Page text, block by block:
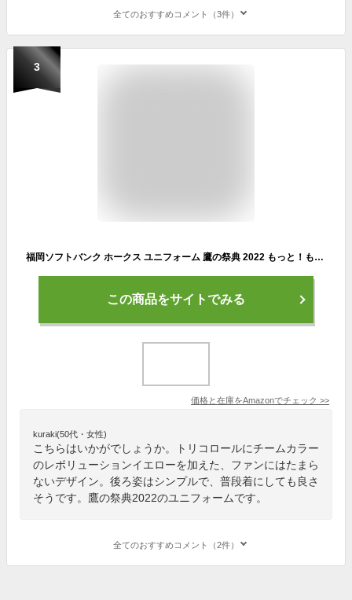
全てのおすすめコメント（3件）
3
福岡ソフトバンク ホークス ユニフォーム 鷹の祭典 2022 もっと！もっと！もっと！ ホワイト ストライプ HAWKS Majestic ユニホーム (L サイズ)
この商品をサイトでみる
価格と在庫をAmazonでチェック >>
kuraki(50代・女性)
こちらはいかがでしょうか。トリコロールにチームカラー
のレボリューションイエローを加えた、ファンにはたまら
ないデザイン。後ろ姿はシンプルで、普段着にしても良さ
そうです。鷹の祭典2022のユニフォームです。
全てのおすすめコメント（2件）